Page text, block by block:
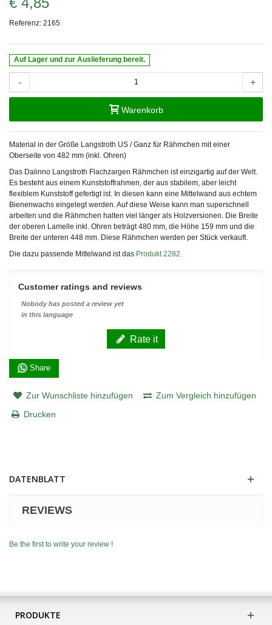
Referenz: 2165
Auf Lager und zur Auslieferung bereit.
- +
Warenkorb
Material in der Größe Langstroth US / Ganz für Rähmchen mit einer
Oberseite von 482 mm (inkl. Ohren)
Das Dalinno Langstroth Flachzargen Rähmchen ist einzigartig auf der Welt.
Es besteht aus einem Kunststoffrahmen, der aus stabilem, aber leicht
flexiblem Kunststoff gefertigt ist. In diesen kann eine Mittelwand aus echtem
Bienenwachs eingelegt werden. Auf diese Weise kann man superschnell
arbeiten und die Rähmchen halten viel länger als Holzversionen. Die Breite
der oberen Lamelle inkl. Ohren beträgt 480 mm, die Höhe 159 mm und die
Breite der unteren 448 mm. Diese Rähmchen werden per Stück verkauft.
Die dazu passende Mittelwand ist das Produkt 2282.
Customer ratings and reviews
Nobody has posted a review yet
in this language
Rate it
Share
Zur Wunschliste hinzufügen
Zum Vergleich hinzufügen
Drucken
DATENBLATT
REVIEWS
Be the first to write your review !
PRODUKTE